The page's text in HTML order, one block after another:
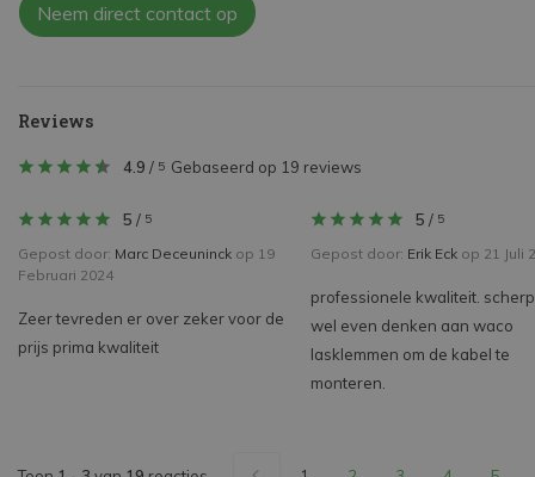
Neem direct contact op
Reviews
4.9 / 5 Gebaseerd op 19 reviews
5 / 5
Gepost door: Marc Deceuninck op 19
Februari 2024
Zeer tevreden er over zeker voor de
prijs prima kwaliteit
5 / 5
Gepost door: Erik Eck op 21 Juli
professionele kwaliteit.
wel even denken aan waco
lasklemmen om de kabel te
monteren.